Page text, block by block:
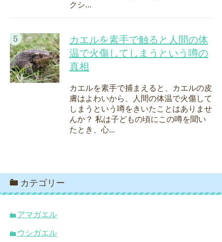
クシ...
カエルを素手で触ると人間の体
温で火傷してしまうという噂の
真相
カエルを素手で捕まえると、カエルの皮
膚はよわいから、人間の体温で火傷して
しまうという噂をきいたことはありませ
んか？ 私は子どもの頃にこの噂を聞い
たとき、心...
カテゴリー
アマガエル
ウシガエル